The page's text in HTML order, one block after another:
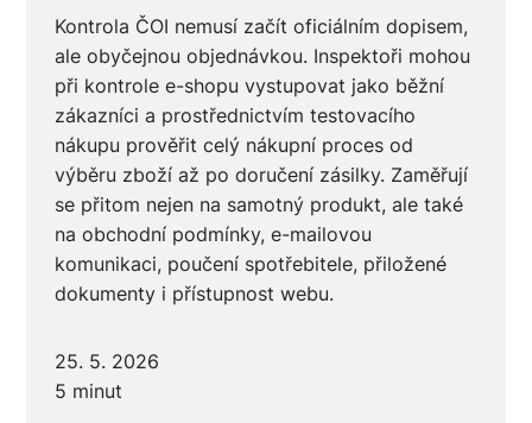
Kontrola ČOI nemusí začít oficiálním dopisem,
ale obyčejnou objednávkou. Inspektoři mohou
při kontrole e-shopu vystupovat jako běžní
zákazníci a prostřednictvím testovacího
nákupu prověřit celý nákupní proces od
výběru zboží až po doručení zásilky. Zaměřují
se přitom nejen na samotný produkt, ale také
na obchodní podmínky, e-mailovou
komunikaci, poučení spotřebitele, přiložené
dokumenty i přístupnost webu.
25. 5. 2026
5 minut